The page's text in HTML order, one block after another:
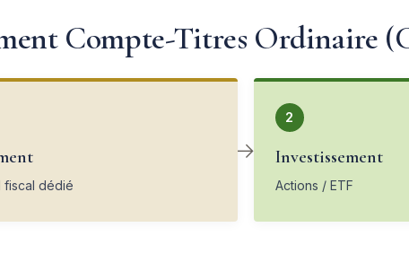
Compte-Titres Ordinaire
fiscal dédié
→
2
Investissement
Actions / ETF